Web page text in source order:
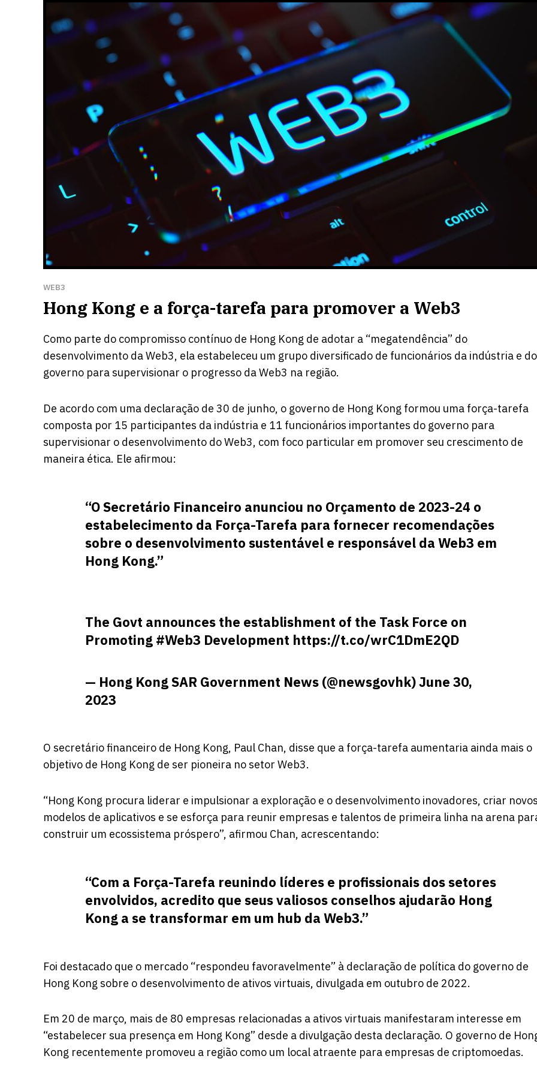
WEB3
Hong Kong e a força-tarefa para promover a Web3
Como parte do compromisso contínuo de Hong Kong de adotar a “megatendência” do
desenvolvimento da Web3, ela estabeleceu um grupo diversificado de funcionários da indústria e do
governo para supervisionar o progresso da Web3 na região.
De acordo com uma declaração de 30 de junho, o governo de Hong Kong formou uma força-tarefa
composta por 15 participantes da indústria e 11 funcionários importantes do governo para
supervisionar o desenvolvimento do Web3, com foco particular em promover seu crescimento de
maneira ética. Ele afirmou:
“O Secretário Financeiro anunciou no Orçamento de 2023-24 o
estabelecimento da Força-Tarefa para fornecer recomendações
sobre o desenvolvimento sustentável e responsável da Web3 em
Hong Kong.”
The Govt announces the establishment of the Task Force on
Promoting #Web3 Development https://t.co/wrC1DmE2QD
— Hong Kong SAR Government News (@newsgovhk)June 30,
2023
O secretário financeiro de Hong Kong, Paul Chan, disse que a força-tarefa aumentaria ainda mais o
objetivo de Hong Kong de ser pioneira no setor Web3.
“Hong Kong procura liderar e impulsionar a exploração e o desenvolvimento inovadores, criar
modelos de aplicativos e se esforça para reunir empresas e talentos de primeira linha na arena
construir um ecossistema próspero”, afirmou Chan, acrescentando:
“Com a Força-Tarefa reunindo líderes e profissionais dos setores
envolvidos, acredito que seus valiosos conselhos ajudarão Hong
Kong a se transformar em um hub da Web3.”
Foi destacado que o mercado “respondeu favoravelmente” à declaração de política do governo de
Hong Kong sobre o desenvolvimento de ativos virtuais, divulgada em outubro de 2022.
Em 20 de março, mais de 80 empresas relacionadas a ativos virtuais manifestaram interesse em
“estabelecer sua presença em Hong Kong” desde a divulgação desta declaração. O governo de
Kong recentemente promoveu a região como um local atraente para empresas de criptomoedas.